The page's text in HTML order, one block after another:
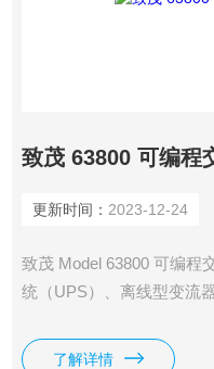
致茂 63800 可编程
更新时间： 2023-12-24
致茂 Model 63800 可编程
统（UPS）、离线型变流
和连接器等产品测试使用。
了解详情